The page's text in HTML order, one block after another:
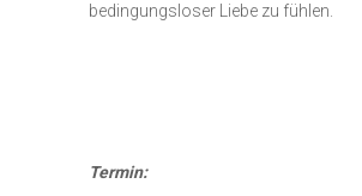
bedingungsloser Liebe zu fühlen.
Termin: